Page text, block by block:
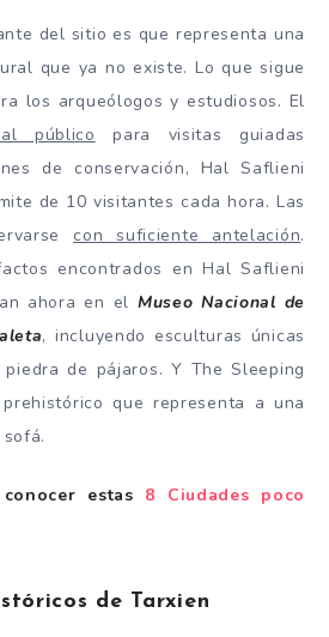
del sitio es que representa una
que ya no existe. Lo que sigue
los arqueólogos y estudiosos. El
público para visitas guiadas
de conservación, Hal Saflieni
de 10 visitantes cada hora. Las
con suficiente antelación.
encontrados en Hal Saflieni
ahora en el Museo Nacional de
, incluyendo esculturas únicas
de pájaros. Y The Sleeping
que representa a una
estas 8 Ciudades poco
de Tarxien